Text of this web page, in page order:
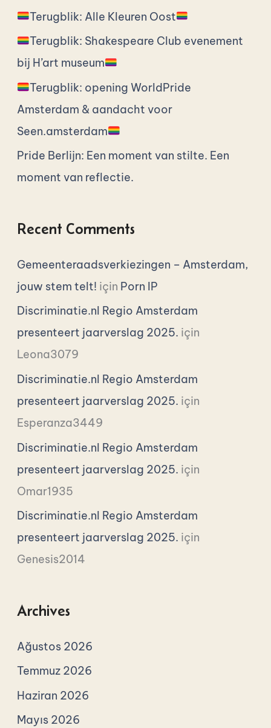
n Terugblik: Alle Kleuren Oost
Terugblik: Shakespeare Club evenement
bij H’art museum
Terugblik: opening WorldPride
Amsterdam & aandacht voor
Seen.amsterdam
Pride Berlijn: Een moment van stilte. Een
moment van reflectie.
Recent Comments
Gemeenteraadsverkiezingen – Amsterdam,
jouw stem telt! için Porn IP
Discriminatie.nl Regio Amsterdam
presenteert jaarverslag 2025. için
Leona3079
Discriminatie.nl Regio Amsterdam
presenteert jaarverslag 2025. için
Esperanza3449
Discriminatie.nl Regio Amsterdam
presenteert jaarverslag 2025. için
Omar1935
Discriminatie.nl Regio Amsterdam
presenteert jaarverslag 2025. için
Genesis2014
Archives
Ağustos 2026
Temmuz 2026
Haziran 2026
Mayıs 2026